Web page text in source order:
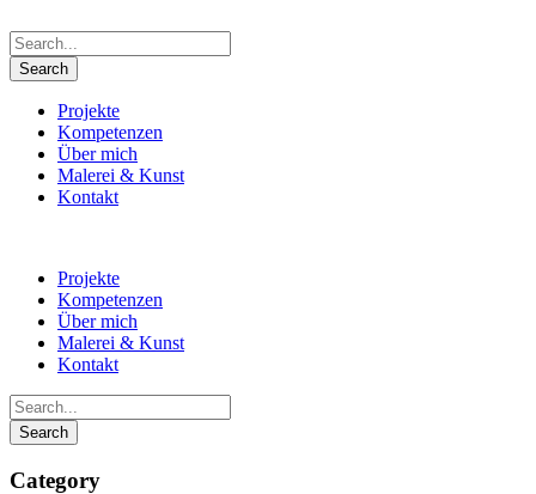
Projekte
Kompetenzen
Über mich
Malerei & Kunst
Kontakt
Projekte
Kompetenzen
Über mich
Malerei & Kunst
Kontakt
Category